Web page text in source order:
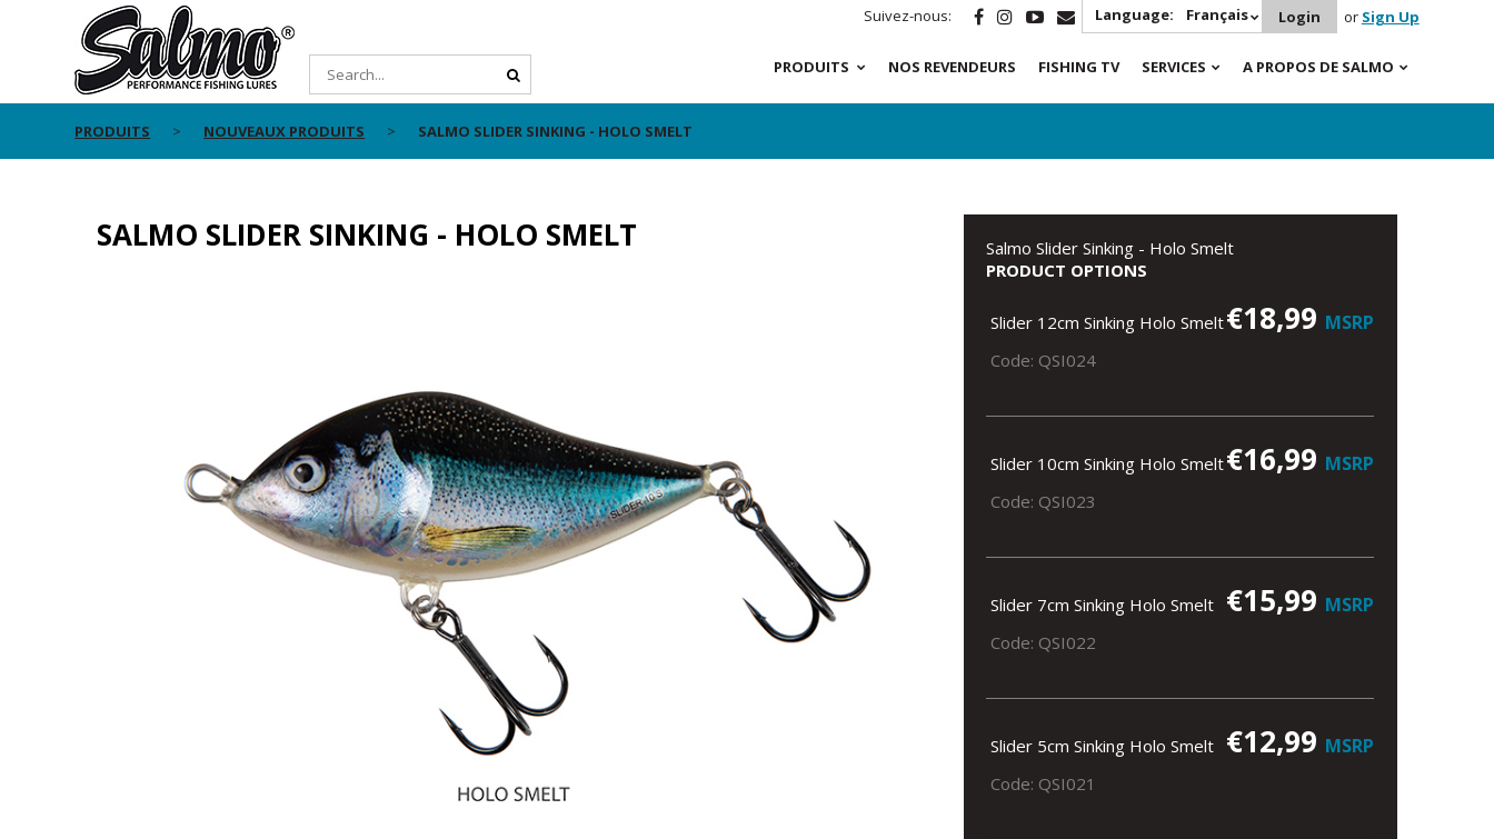
Suivez-nous: Language: Français Login or Sign Up
PRODUITS NOS REVENDEURS FISHING TV SERVICES A PROPOS DE SALMO
PRODUITS NOUVEAUX PRODUITS SALMO SLIDER SINKING - HOLO SMELT
SALMO SLIDER SINKING - HOLO SMELT
Salmo Slider Sinking - Holo Smelt
PRODUCT OPTIONS
Slider 12cm Sinking Holo Smelt€18,99 MSRP
Code: QSI024
Slider 10cm Sinking Holo Smelt€16,99 MSRP
Code: QSI023
Slider 7cm Sinking Holo Smelt €15,99 MSRP
Code: QSI022
Slider 5cm Sinking Holo Smelt €12,99 MSRP
Code: QSI021